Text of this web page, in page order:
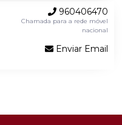
960406470
Chamada para a rede móvel
nacional
Enviar Email